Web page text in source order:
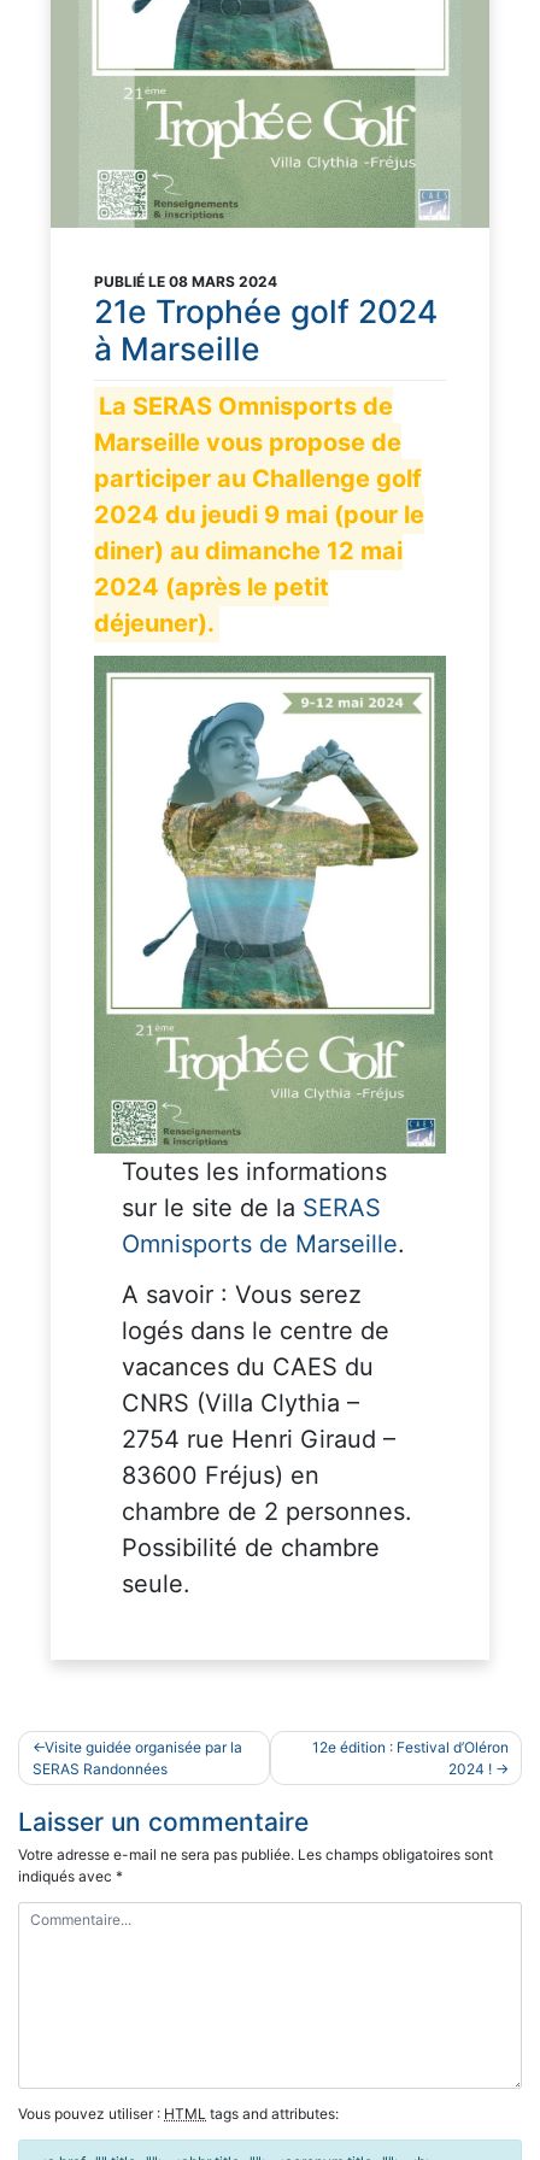
PUBLIÉ LE 08 MARS 2024
21e Trophée golf 2024
à Marseille
La SERAS Omnisports de
Marseille vous propose de
participer au Challenge golf
2024 du jeudi 9 mai (pour le
diner) au dimanche 12 mai
2024 (après le petit
déjeuner).
Toutes les informations
sur le site de la SERAS
Omnisports de Marseille.
A savoir : Vous serez
logés dans le centre de
vacances du CAES du
CNRS (Villa Clythia –
2754 rue Henri Giraud –
83600 Fréjus) en
chambre de 2 personnes.
Possibilité de chambre
seule.
Navigation
de
l’article
Visite guidée organisée par la
SERAS Randonnées
12e édition : Festival d’Oléron
2024 !
Laisser un commentaire
Votre adresse e-mail ne sera pas publiée. Les champs obligatoires sont
indiqués avec *
Vous pouvez utiliser : HTML tags and attributes: